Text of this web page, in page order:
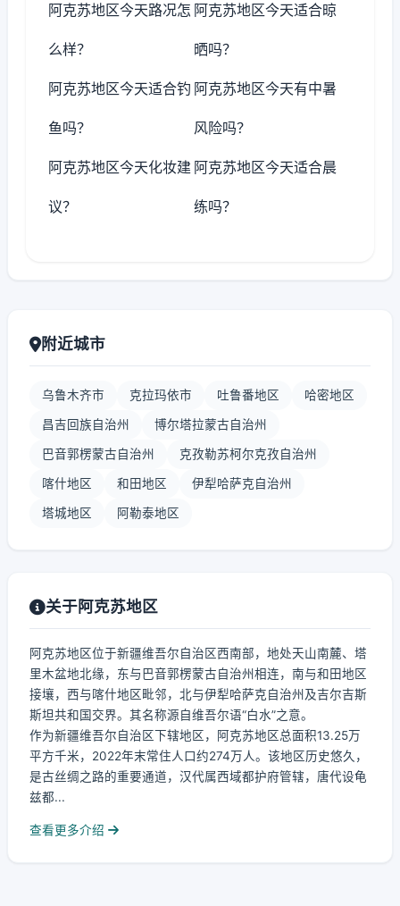
阿克苏地区今天路况怎
么样？
阿克苏地区今天适合晾
晒吗？
阿克苏地区今天适合钓
鱼吗？
阿克苏地区今天有中暑
风险吗？
阿克苏地区今天化妆建
议？
阿克苏地区今天适合晨
练吗？
附近城市
乌鲁木齐市 克拉玛依市 吐鲁番地区 哈密地区
昌吉回族自治州 博尔塔拉蒙古自治州
巴音郭楞蒙古自治州 克孜勒苏柯尔克孜自治州
喀什地区 和田地区 伊犁哈萨克自治州
塔城地区 阿勒泰地区
关于阿克苏地区
阿克苏地区位于新疆维吾尔自治区西南部，地处天山南麓、塔
里木盆地北缘，东与巴音郭楞蒙古自治州相连，南与和田地区
接壤，西与喀什地区毗邻，北与伊犁哈萨克自治州及吉尔吉斯
斯坦共和国交界。其名称源自维吾尔语“白水”之意。
作为新疆维吾尔自治区下辖地区，阿克苏地区总面积13.25万
平方千米，2022年末常住人口约274万人。该地区历史悠久，
是古丝绸之路的重要通道，汉代属西域都护府管辖，唐代设龟
兹都...
查看更多介绍